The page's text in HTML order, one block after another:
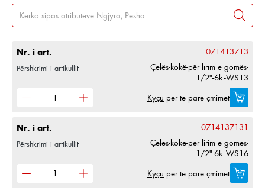
Nr. i art. 071413713
Përshkrimi i artikullit
Çelës-kokë-për lirim e gomës-
1/2"-6k.-WS13
Kyçu për të parë çmimet
Nr. i art. 0714137131
Përshkrimi i artikullit
Çelës-kokë-për lirim e gomës-
1/2"-6k.-WS16
Kyçu për të parë çmimet